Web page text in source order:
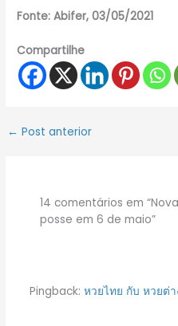
Fonte: Abifer, 03/05/2021
Compartilhe
← Post anterior
14 comentários em
posse em 6 de maio”
Pingback: หวยไทย กับ หวยต่า